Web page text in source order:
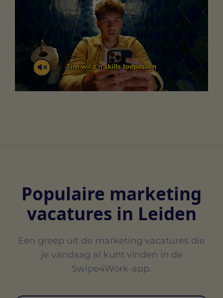
Populaire marketing
vacatures in Leiden
Een greep uit de marketing vacatures die
je vandaag al kunt vinden in de
Swipe4Work-app.